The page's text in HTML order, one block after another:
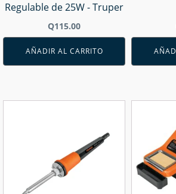
Regulable de 25W - Truper
Q115.00
AÑADIR AL CARRITO